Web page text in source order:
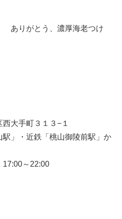
ありがとう、濃厚海老つけ
大手町３１３−１
」・近鉄「桃山御陵前駅」か
17:00～22:00